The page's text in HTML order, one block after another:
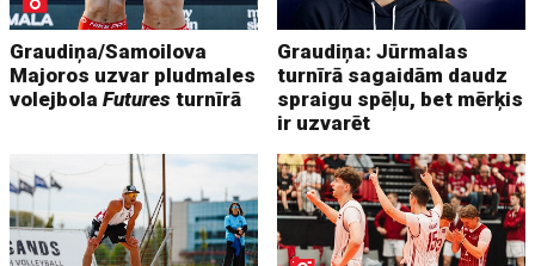
Graudiņa/Samoilova
Majoros uzvar pludmales
volejbolaFutures turnīrā
Graudiņa: Jūrmalas
turnīrā sagaidām daudz
spraigu spēļu, bet mērķis
ir uzvarēt